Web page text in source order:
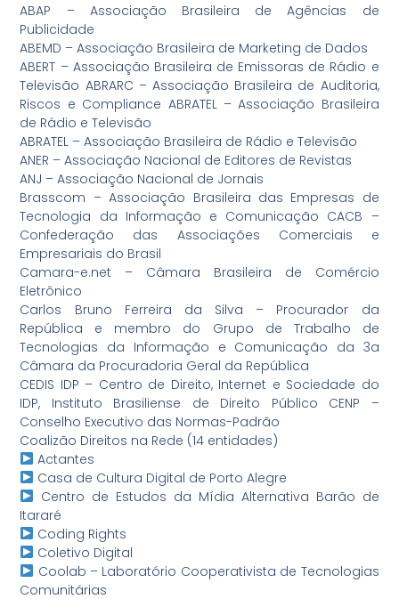
ABAP – Associação Brasileira de Agências de
Publicidade
ABEMD – Associação Brasileira de Marketing de Dados
ABERT – Associação Brasileira de Emissoras de Rádio e
Televisão ABRARC – Associação Brasileira de Auditoria,
Riscos e Compliance ABRATEL – Associação Brasileira
de Rádio e Televisão
ABRATEL – Associação Brasileira de Rádio e Televisão
ANER – Associação Nacional de Editores de Revistas
ANJ – Associação Nacional de Jornais
Brasscom – Associação Brasileira das Empresas de
Tecnologia da Informação e Comunicação CACB –
Confederação das Associações Comerciais e
Empresariais do Brasil
Camara-e.net – Câmara Brasileira de Comércio
Eletrônico
Carlos Bruno Ferreira da Silva – Procurador da
República e membro do Grupo de Trabalho de
Tecnologias da Informação e Comunicação da 3a
Câmara da Procuradoria Geral da República
CEDIS IDP – Centro de Direito, Internet e Sociedade do
IDP, Instituto Brasiliense de Direito Público CENP –
Conselho Executivo das Normas-Padrão
Coalizão Direitos na Rede (14 entidades)
Actantes
Casa de Cultura Digital de Porto Alegre
Centro de Estudos da Mídia Alternativa Barão de
Itararé
Coding Rights
Coletivo Digital
Coolab – Laboratório Cooperativista de Tecnologias
Comunitárias